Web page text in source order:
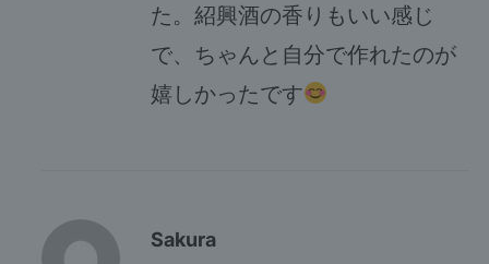
た。紹興酒の香りもいい感じ
で、ちゃんと自分で作れたのが
嬉しかったです
Sakura